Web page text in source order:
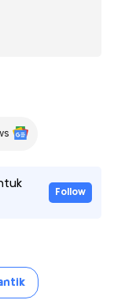
Follow